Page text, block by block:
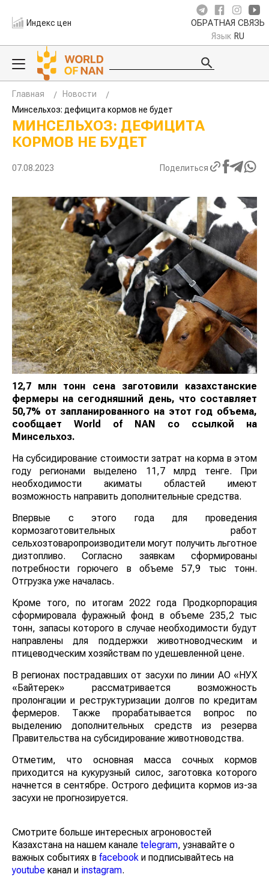
Индекс цен ОБРАТНАЯ СВЯЗЬ
Язык RU
Главная
Новости
Минсельхоз: дефицита кормов не будет
МИНСЕЛЬХОЗ: ДЕФИЦИТА
КОРМОВ НЕ БУДЕТ
07.08.2023 Поделиться
12,7 млн тонн сена заготовили казахстанские
фермеры на сегодняшний день, что составляет
50,7% от запланированного на этот год объема,
сообщает World of NAN
со ссылкой на
Минсельхоз.
На субсидирование стоимости затрат на корма в этом
году регионами выделено 11,7 млрд тенге. При
необходимости акиматы областей имеют
возможность направить дополнительные средства.
Впервые с этого года для проведения
кормозаготовительных работ
сельхозтоваропроизводители могут получить льготное
дизтопливо. Согласно заявкам сформированы
потребности горючего в объеме 57,9 тыс тонн.
Отгрузка уже началась.
Кроме того, по итогам 2022 года Продкорпорация
сформировала фуражный фонд в объеме 235,2 тыс
тонн, запасы которого в случае необходимости будут
направлены для поддержки животноводческим и
птицеводческим хозяйствам по удешевленной цене.
В регионах пострадавших от засухи по линии АО «НУХ
«Байтерек» рассматривается возможность
пролонгации и реструктуризации долгов по кредитам
фермеров. Также прорабатывается вопрос по
выделению дополнительных средств из резерва
Правительства на субсидирование животноводства.
Отметим, что основная масса сочных кормов
приходится на кукурузный силос, заготовка которого
начнется в сентябре. Острого дефицита кормов из-за
засухи не прогнозируется.
Смотрите больше интересных агроновостей
Казахстана на нашем канале telegram, узнавайте о
важных событиях в facebook и подписывайтесь на
youtube канал и instagram.